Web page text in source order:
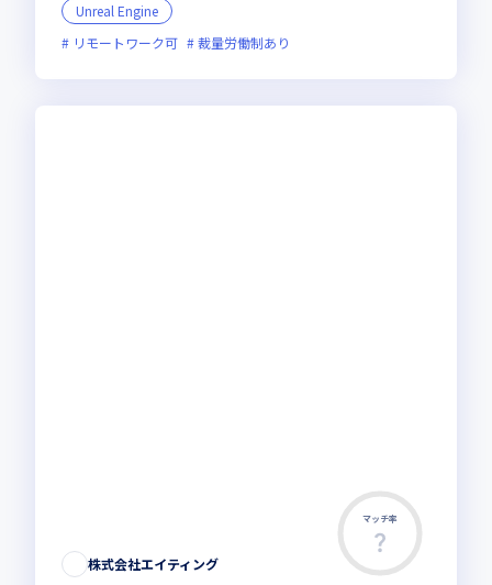
Unreal Engine
リモートワーク可
裁量労働制あり
マッチ率
株式会社エイティング